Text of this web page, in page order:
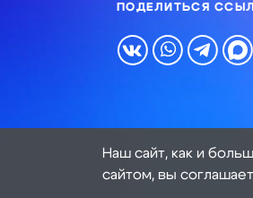
ПОДЕЛИТЬСЯ
Наш сайт, как и
сайтом, вы